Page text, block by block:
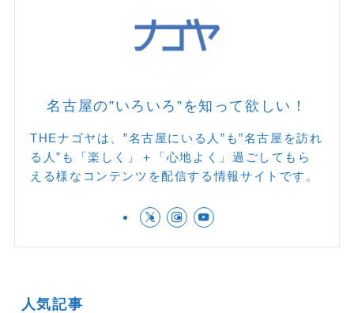
名古屋の”いろいろ”を知って欲しい！
THEナゴヤは、”名古屋にいる人”も”名古屋を訪れ
る人”も「楽しく」＋「心地よく」過ごしてもら
える様なコンテンツを配信する情報サイトです。
人気記事